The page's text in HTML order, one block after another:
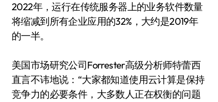
2022年，运行在传统服务器上的业务软件数量
将缩减到所有企业应用的32%，大约是2019年
的一半。
美国市场研究公司Forrester高级分析师特蕾西
直言不讳地说：“大家都知道使用云计算是保持
竞争力的必要条件，大多数人正在权衡的问题